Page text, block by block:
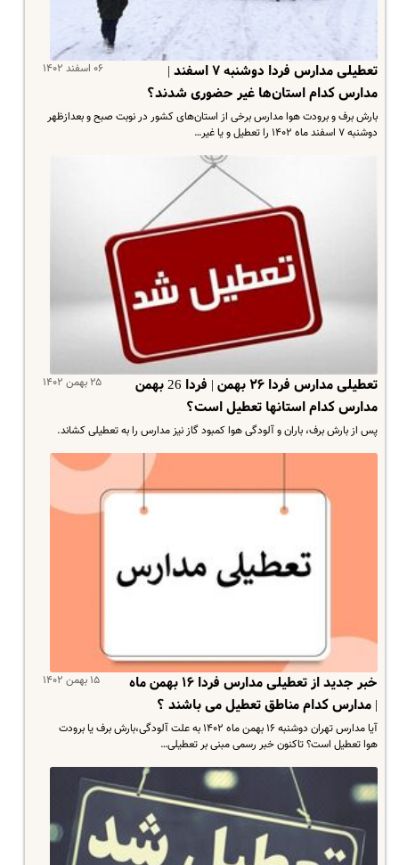
۰۶ اسفند ۱۴۰۲
تعطیلی مدارس فردا دوشنبه ۷ اسفند |
مدارس کدام استان‌ها غیر حضوری شدند؟
بارش برف و برودت هوا مدارس برخی از استان‌های کشور در نوبت صبح و بعدازظهر
دوشنبه ۷ اسفند ماه ۱۴۰۲ را تعطیل و یا غیر…
۲۵ بهمن ۱۴۰۲
تعطیلی مدارس فردا ۲۶ بهمن | فردا 26 بهمن
مدارس کدام استانها تعطیل است؟
️پس از بارش برف، باران و آلودگی هوا کمبود گاز نیز مدارس را به تعطیلی کشاند.
۱۵ بهمن ۱۴۰۲
خبر جدید از تعطیلی مدارس فردا ۱۶ بهمن ماه
| مدارس کدام مناطق تعطیل می باشند ؟
آیا مدارس تهران دوشنبه ۱۶ بهمن ماه ۱۴۰۲ به علت آلودگی،بارش برف یا برودت
هوا تعطیل است؟ تاکنون خبر رسمی مبنی بر تعطیلی…